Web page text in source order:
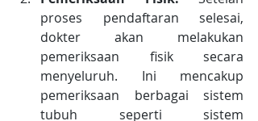
proses pendaftaran selesai,
dokter akan melakukan
pemeriksaan fisik secara
menyeluruh. Ini mencakup
pemeriksaan berbagai sistem
tubuh seperti sistem